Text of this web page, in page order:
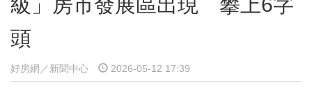
頭
好房網／新聞中心 2026-05-12 17:39